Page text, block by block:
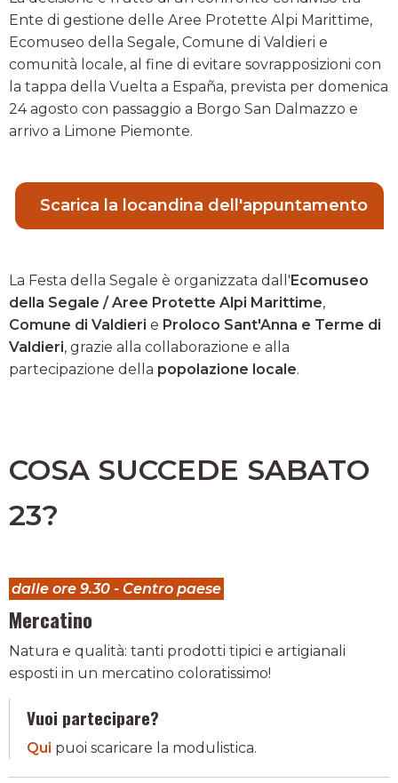
Ente di gestione delle Aree Protette Alpi Marittime,
Ecomuseo della Segale, Comune di Valdieri e
comunità locale, al fine di evitare sovrapposizioni con
la tappa della Vuelta a España, prevista per domenica
24 agosto con passaggio a Borgo San Dalmazzo e
arrivo a Limone Piemonte.
Scarica la locandina dell'appuntamento
La Festa della Segale è organizzata dall'Ecomuseo
della Segale / Aree Protette Alpi Marittime,
Comune di Valdieri e Proloco Sant'Anna e Terme di
Valdieri, grazie alla collaborazione e alla
partecipazione della popolazione locale.
COSA SUCCEDE SABATO
23?
dalle ore 9.30 - Centro paese
Mercatino
Natura e qualità: tanti prodotti tipici e artigianali
esposti in un mercatino coloratissimo!
Vuoi partecipare?
Qui puoi scaricare la modulistica.